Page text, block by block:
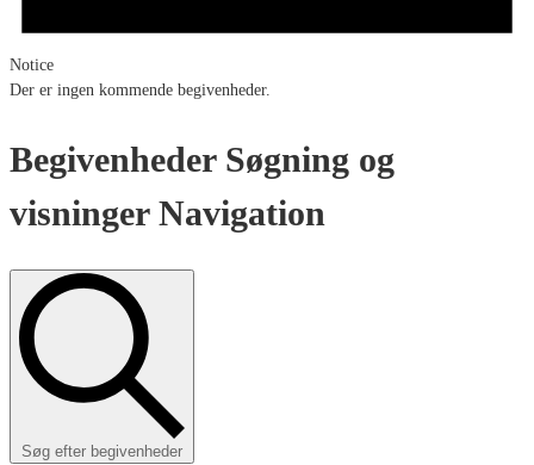
Notice
Der er ingen kommende begivenheder.
Begivenheder Søgning og
visninger Navigation
Søg efter begivenheder